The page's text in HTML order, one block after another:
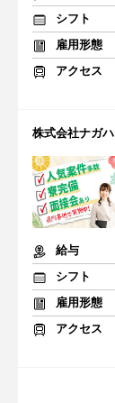
シフト
雇用形態
アクセス
株式会社ナガ
給与
シフト
雇用形態
アクセス